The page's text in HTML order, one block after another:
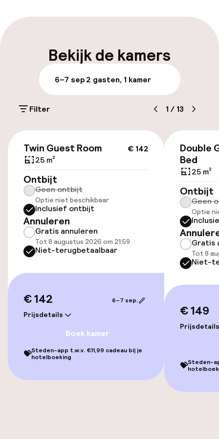
Vroeg inchecken mogelijk
Meertalige medewerkers
Bagageruimte
Parkeergelegenheid op eigen terrein
(buiten)
Parkeergelegenheid op eigen terrein
(binnen)
Gratis parkeren
Parkeerservice
Oplaadpunt elektrische auto op
locatie
Luchthavenshuttle
Bekijk de kamers
6–7 sep2 gasten, 1 kamer
Filter 1 / 13
€ 142
Twin Guest Room
25 m²
Ontbijt
Geen ontbijt
Optie niet beschikbaar
Inclusief ontbijt
Annuleren
Gratis annuleren
Tot 8 augustus 2026 om 21:59
Niet-terugbetaalbaar
€ 142
Prijsdetails
6–7 sep.
Boek kamer
💝Steden-app t.w.v. €11,99 cadeau bij je
hotelboeking
Double
Bed
25 m²
Ontbijt
Geen
Optie
Gratis
Tot 8
Niet-
€ 149
Prijsdetails
💝Steden-